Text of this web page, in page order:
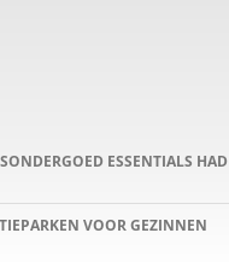
ESSENTIALS HAD
VOOR GEZINNEN